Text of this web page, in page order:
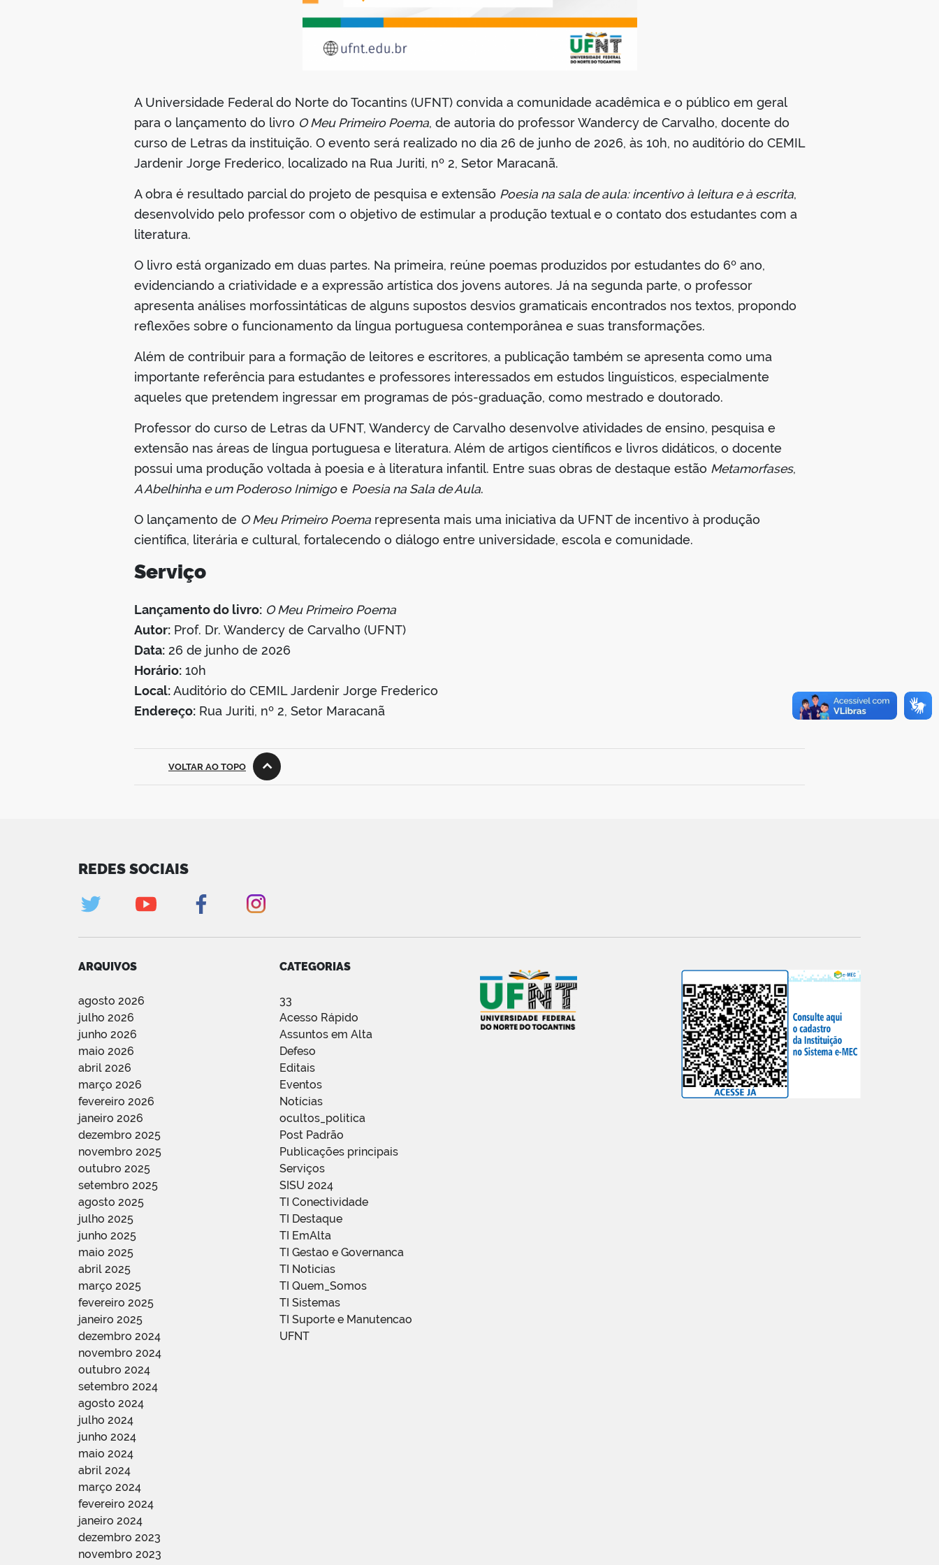
A Universidade Federal do Norte do Tocantins (UFNT) convida a comunidade acadêmica e o público em geral
para o lançamento do livro O Meu Primeiro Poema, de autoria do professor Wandercy de Carvalho, docente do
curso de Letras da instituição. O evento será realizado no dia 26 de junho de 2026, às 10h, no auditório do CEMIL
Jardenir Jorge Frederico, localizado na Rua Juriti, nº 2, Setor Maracanã.
A obra é resultado parcial do projeto de pesquisa e extensão Poesia na sala de aula: incentivo à leitura e à escrita,
desenvolvido pelo professor com o objetivo de estimular a produção textual e o contato dos estudantes com a
literatura.
O livro está organizado em duas partes. Na primeira, reúne poemas produzidos por estudantes do 6º ano,
evidenciando a criatividade e a expressão artística dos jovens autores. Já na segunda parte, o professor
apresenta análises morfossintáticas de alguns supostos desvios gramaticais encontrados nos textos, propondo
reflexões sobre o funcionamento da língua portuguesa contemporânea e suas transformações.
Além de contribuir para a formação de leitores e escritores, a publicação também se apresenta como uma
importante referência para estudantes e professores interessados em estudos linguísticos, especialmente
aqueles que pretendem ingressar em programas de pós-graduação, como mestrado e doutorado.
Professor do curso de Letras da UFNT, Wandercy de Carvalho desenvolve atividades de ensino, pesquisa e
extensão nas áreas de língua portuguesa e literatura. Além de artigos científicos e livros didáticos, o docente
possui uma produção voltada à poesia e à literatura infantil. Entre suas obras de destaque estão Metamorfases,
A Abelhinha e um Poderoso Inimigoe Poesia na Sala de Aula.
O lançamento de O Meu Primeiro Poema representa mais uma iniciativa da UFNT de incentivo à produção
científica, literária e cultural, fortalecendo o diálogo entre universidade, escola e comunidade.
Serviço
Lançamento do livro: O Meu Primeiro Poema
Autor: Prof. Dr. Wandercy de Carvalho (UFNT)
Data: 26 de junho de 2026
Horário: 10h
Local:Auditório do CEMIL Jardenir Jorge Frederico
Endereço: Rua Juriti, nº 2, Setor Maracanã
VOLTAR AO TOPO
REDES SOCIAIS
ARQUIVOS
agosto 2026
julho 2026
junho 2026
maio 2026
abril 2026
março 2026
fevereiro 2026
janeiro 2026
dezembro 2025
novembro 2025
outubro 2025
setembro 2025
agosto 2025
julho 2025
junho 2025
maio 2025
abril 2025
março 2025
fevereiro 2025
janeiro 2025
dezembro 2024
novembro 2024
outubro 2024
setembro 2024
agosto 2024
julho 2024
junho 2024
maio 2024
abril 2024
março 2024
fevereiro 2024
janeiro 2024
dezembro 2023
novembro 2023
CATEGORIAS
33
Acesso Rápido
Assuntos em Alta
Defeso
Editais
Eventos
Notícias
ocultos_politica
Post Padrão
Publicações principais
Serviços
SISU 2024
TI Conectividade
TI Destaque
TI EmAlta
TI Gestao e Governanca
TI Noticias
TI Quem_Somos
TI Sistemas
TI Suporte e Manutencao
UFNT